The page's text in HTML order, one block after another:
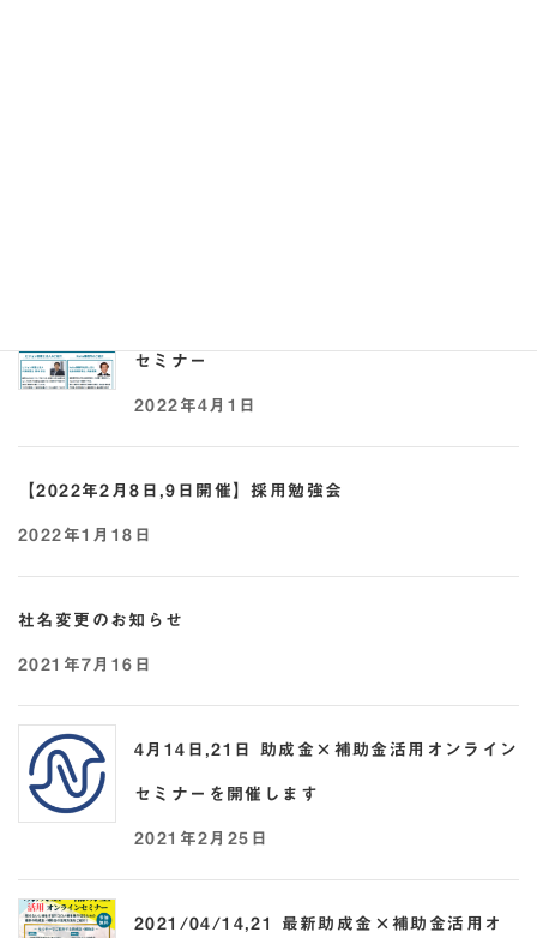
セミナー
2022年4月1日
【2022年2月8日,9日開催】採用勉強会
2022年1月18日
社名変更のお知らせ
2021年7月16日
4月14日,21日 助成金×補助金活用オンライン
セミナーを開催します
2021年2月25日
2021/04/14,21 最新助成金×補助金活用オ